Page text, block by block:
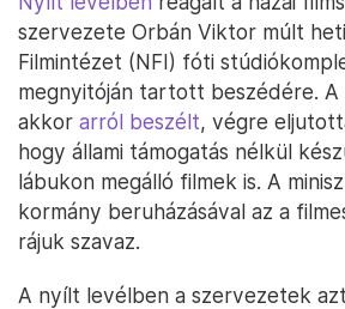
szervezete Orbán Viktor múlt
Filmintézet (NFI) fóti
megnyitóján tartott beszédére. A
akkor arról beszélt, végre
hogy állami támogatás nélkül
lábukon megálló filmek is. A
kormány beruházásával az a
rájuk szavaz.
A nyílt levélben a szervezetek